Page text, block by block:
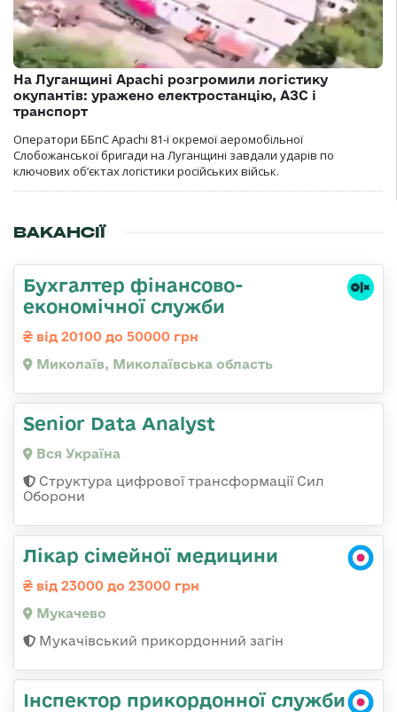
На Луганщині Apachi розгромили логістику
окупантів: уражено електростанцію, АЗС і
транспорт
Оператори ББпС Apachi 81-ї окремої аеромобільної
Слобожанської бригади на Луганщині завдали ударів по
ключових об’єктах логістики російських військ.
ВАКАНСІЇ
Бухгалтер фінансово-
економічної служби
від 20100 до 50000 грн
Миколаїв, Миколаївська область
Senior Data Analyst
Вся Україна
Структура цифрової трансформації Сил
Оборони
Лікар сімейної медицини
від 23000 до 23000 грн
Мукачево
Мукачівський прикордонний загін
Інспектор прикордонної служби